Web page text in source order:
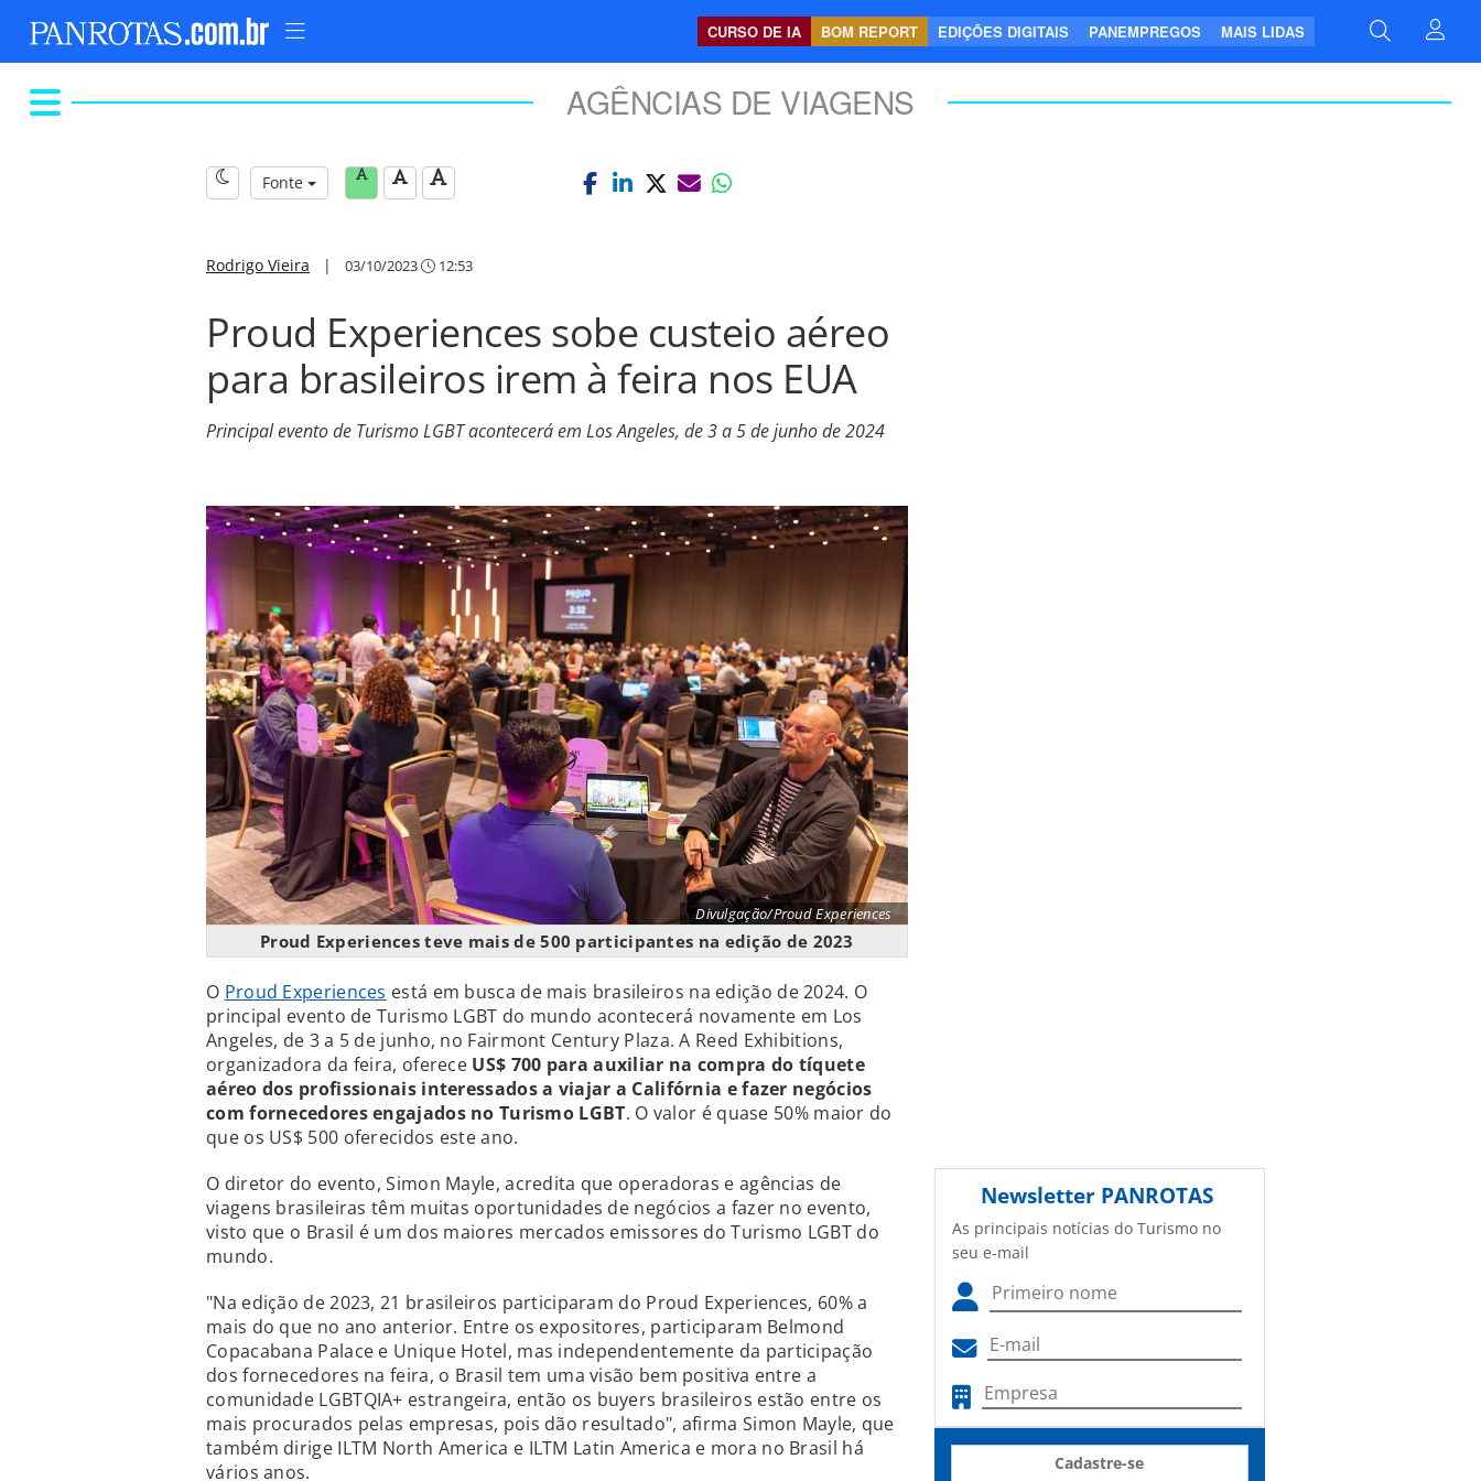
CURSO DE IA BOM REPORT EDIÇÕES DIGITAIS PANEMPREGOS MAIS LIDAS
AGÊNCIAS DE VIAGENS
Fonte
Rodrigo Vieira | 03/10/2023 12:53
Proud Experiences sobe custeio aéreo
para brasileiros irem à feira nos EUA
Principal evento de Turismo LGBT acontecerá em Los Angeles, de 3 a 5 de junho de 2024
Divulgação/Proud Experiences
Proud Experiences teve mais de 500 participantes na edição de 2023
O Proud Experiences está em busca de mais brasileiros na edição de 2024. O
principal evento de Turismo LGBT do mundo acontecerá novamente em Los
Angeles, de 3 a 5 de junho, no Fairmont Century Plaza. A Reed Exhibitions,
organizadora da feira, oferece US$ 700 para auxiliar na compra do tíquete
aéreo dos profissionais interessados a viajar a Califórnia e fazer negócios
com fornecedores engajados no Turismo LGBT. O valor é quase 50% maior do
que os US$ 500 oferecidos este ano.
O diretor do evento, Simon Mayle, acredita que operadoras e agências de
viagens brasileiras têm muitas oportunidades de negócios a fazer no evento,
visto que o Brasil é um dos maiores mercados emissores do Turismo LGBT do
mundo.
"Na edição de 2023, 21 brasileiros participaram do Proud Experiences, 60% a
mais do que no ano anterior. Entre os expositores, participaram Belmond
Copacabana Palace e Unique Hotel, mas independentemente da participação
dos fornecedores na feira, o Brasil tem uma visão bem positiva entre a
comunidade LGBTQIA+ estrangeira, então os buyers brasileiros estão entre os
mais procurados pelas empresas, pois dão resultado", afirma Simon Mayle, que
também dirige ILTM North America e ILTM Latin America e mora no Brasil há
vários anos.
Newsletter PANROTAS
As principais notícias do Turismo no
seu e-mail
Cadastre-se